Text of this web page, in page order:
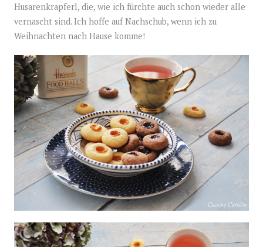
Husarenkrapferl, die, wie ich fürchte auch schon wieder alle
vernascht sind. Ich hoffe auf Nachschub, wenn ich zu
Weihnachten nach Hause komme!